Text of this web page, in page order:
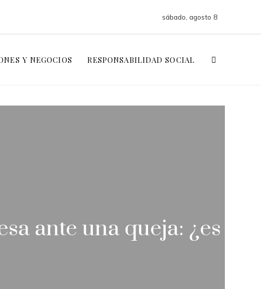
sábado, agosto 8
Y NEGOCIOS RESPONSABILIDAD SOCIAL
ante una queja: ¿es